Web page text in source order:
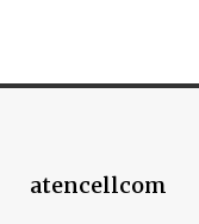
atencellcom